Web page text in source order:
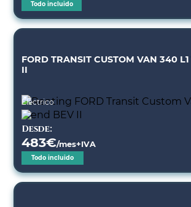
Todo incluido
FORD TRANSIT CUSTOM VAN 340
II
Eléctrico
Desde:
483€/mes+IVA
Todo incluido